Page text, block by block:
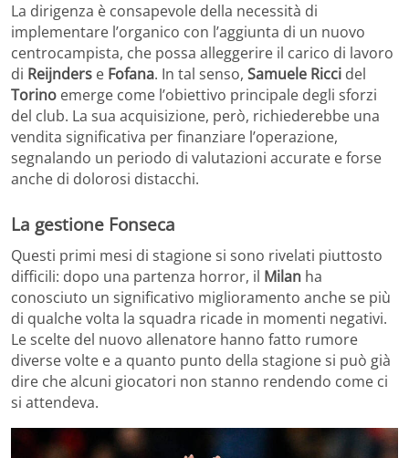
La dirigenza è consapevole della necessità di
implementare l’organico con l’aggiunta di un nuovo
centrocampista, che possa alleggerire il carico di lavoro
di Reijnders e Fofana. In tal senso, Samuele Ricci del
Torino emerge come l’obiettivo principale degli sforzi
del club. La sua acquisizione, però, richiederebbe una
vendita significativa per finanziare l’operazione,
segnalando un periodo di valutazioni accurate e forse
anche di dolorosi distacchi.
La gestione Fonseca
Questi primi mesi di stagione si sono rivelati piuttosto
difficili: dopo una partenza horror, il Milan ha
conosciuto un significativo miglioramento anche se più
di qualche volta la squadra ricade in momenti negativi.
Le scelte del nuovo allenatore hanno fatto rumore
diverse volte e a quanto punto della stagione si può già
dire che alcuni giocatori non stanno rendendo come ci
si attendeva.